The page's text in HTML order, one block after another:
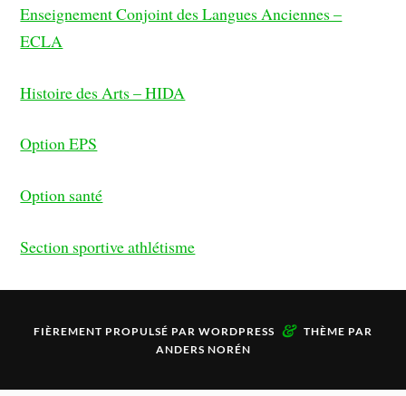
Enseignement Conjoint des Langues Anciennes –
ECLA
Histoire des Arts – HIDA
Option EPS
Option santé
Section sportive athlétisme
FIÈREMENT PROPULSÉ PAR WORDPRESS & THÈME PAR
ANDERS NORÉN